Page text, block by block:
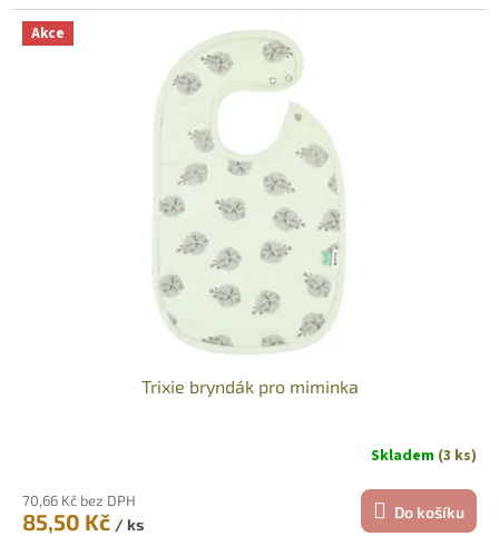
Akce
Trixie bryndák pro miminka
Skladem (3 ks)
70,66 Kč bez DPH
85,50 Kč / ks
Do košíku